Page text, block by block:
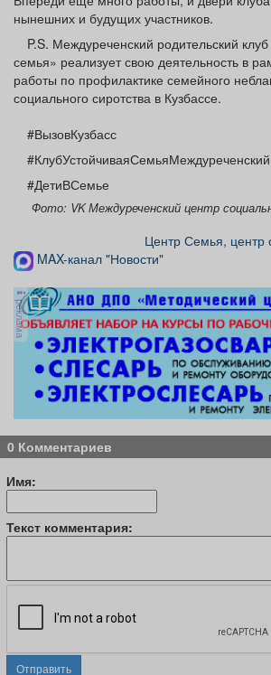
нынешних и будущих участников.
P.S. Междуреченский родительский
семья» реализует свою деятельность в
работы по профилактике семейного
социального сиротства в Кузбассе.
#ВызовКузбасс
#ДетиВСемье
Фото: VK Междуреченский центр
Центр Семья,
MAX-канал "Новости"
реклама
0 Комментариев
Имя:
Текст комментария:
Отправить